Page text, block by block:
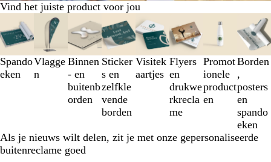
Vind het juiste product voor jou
Spando
eken
Vlagge
n
Binnen
- en
buitenb
orden
Sticker
s en
zelfkle
vende
borden
Visitek
aartjes
Flyers
en
drukwe
rkrecla
me
Promot
ionele
product
en
Borden
,
posters
en
spando
eken
Dia's
1
t/m
3
van
Als je nieuws wilt delen, zit je met onze gepersonaliseerde
buitenreclame goed